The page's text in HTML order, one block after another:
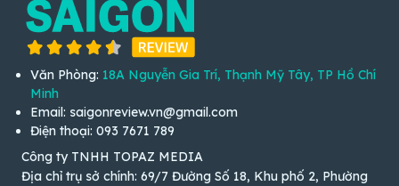
Văn Phòng: 18A Nguyễn Gia Trí, Thạnh Mỹ Tây, TP Hồ Chí
Minh
Email: saigonreview.vn@gmail.com
Điện thoại: 093 7671 789
Công ty TNHH TOPAZ MEDIA
Địa chỉ trụ sở chính: 69/7 Đường Số 18, Khu phố 2, Phường